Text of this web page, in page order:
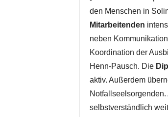
den Menschen in
Mitarbeitenden
neben
Koordination der
Henn-Pausch. Die
aktiv. Außerdem
selbstverständlich